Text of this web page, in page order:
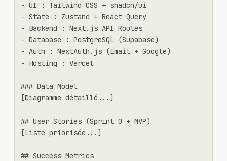
- UI : Tailwind CSS + shadcn/ui
- State : Zustand + React Query
- Backend : Next.js API Routes
- Database : PostgreSQL (Supabase)
- Auth : NextAuth.js (Email + Google)
- Hosting : Vercel
### Data Model
[Diagramme détaillé...]
## User Stories (Sprint 0 + MVP)
[Liste priorisée...]
## Success Metrics